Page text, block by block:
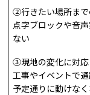
②行きたい場所まで
点字ブロックや音
ない
③現地の変化に対応
工事やイベントで
予定通りに動けなく